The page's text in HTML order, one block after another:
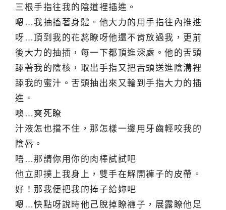
三根手指往我的陰道裡插進。
嗯…我抽搐著身體。他大力的用手指往內推進
呀…頂到我的花蕊瞭呀他還不肯放過我，更前
後大力的抽插，每一下都頂進深處。他的舌頭
舔著我的陰核，取出手指又把舌頭送進陰溝裡
舔我的蜜汁。舌頭抽出來又輪到手指大力的插
進。
噢…爽死瞭
汁液怎也擋不住，那怎樣一邊用牙齒輕咬我的
陰唇。
唔…那請你用你的肉棒試試吧
他立即撲上我身上，雙手在解開褲子的皮帶。
好！那我便把我的捧子給妳吧
嗯…快點呀說時他己脫掉瞭褲子，展露瞭他足